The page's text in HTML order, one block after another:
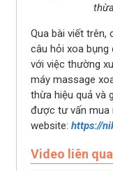
Qua bài viết trên,
câu hỏi xoa bụng
với việc thường
máy massage
thừa hiệu quả và
được tư vấn mua
website: https://
Video liên